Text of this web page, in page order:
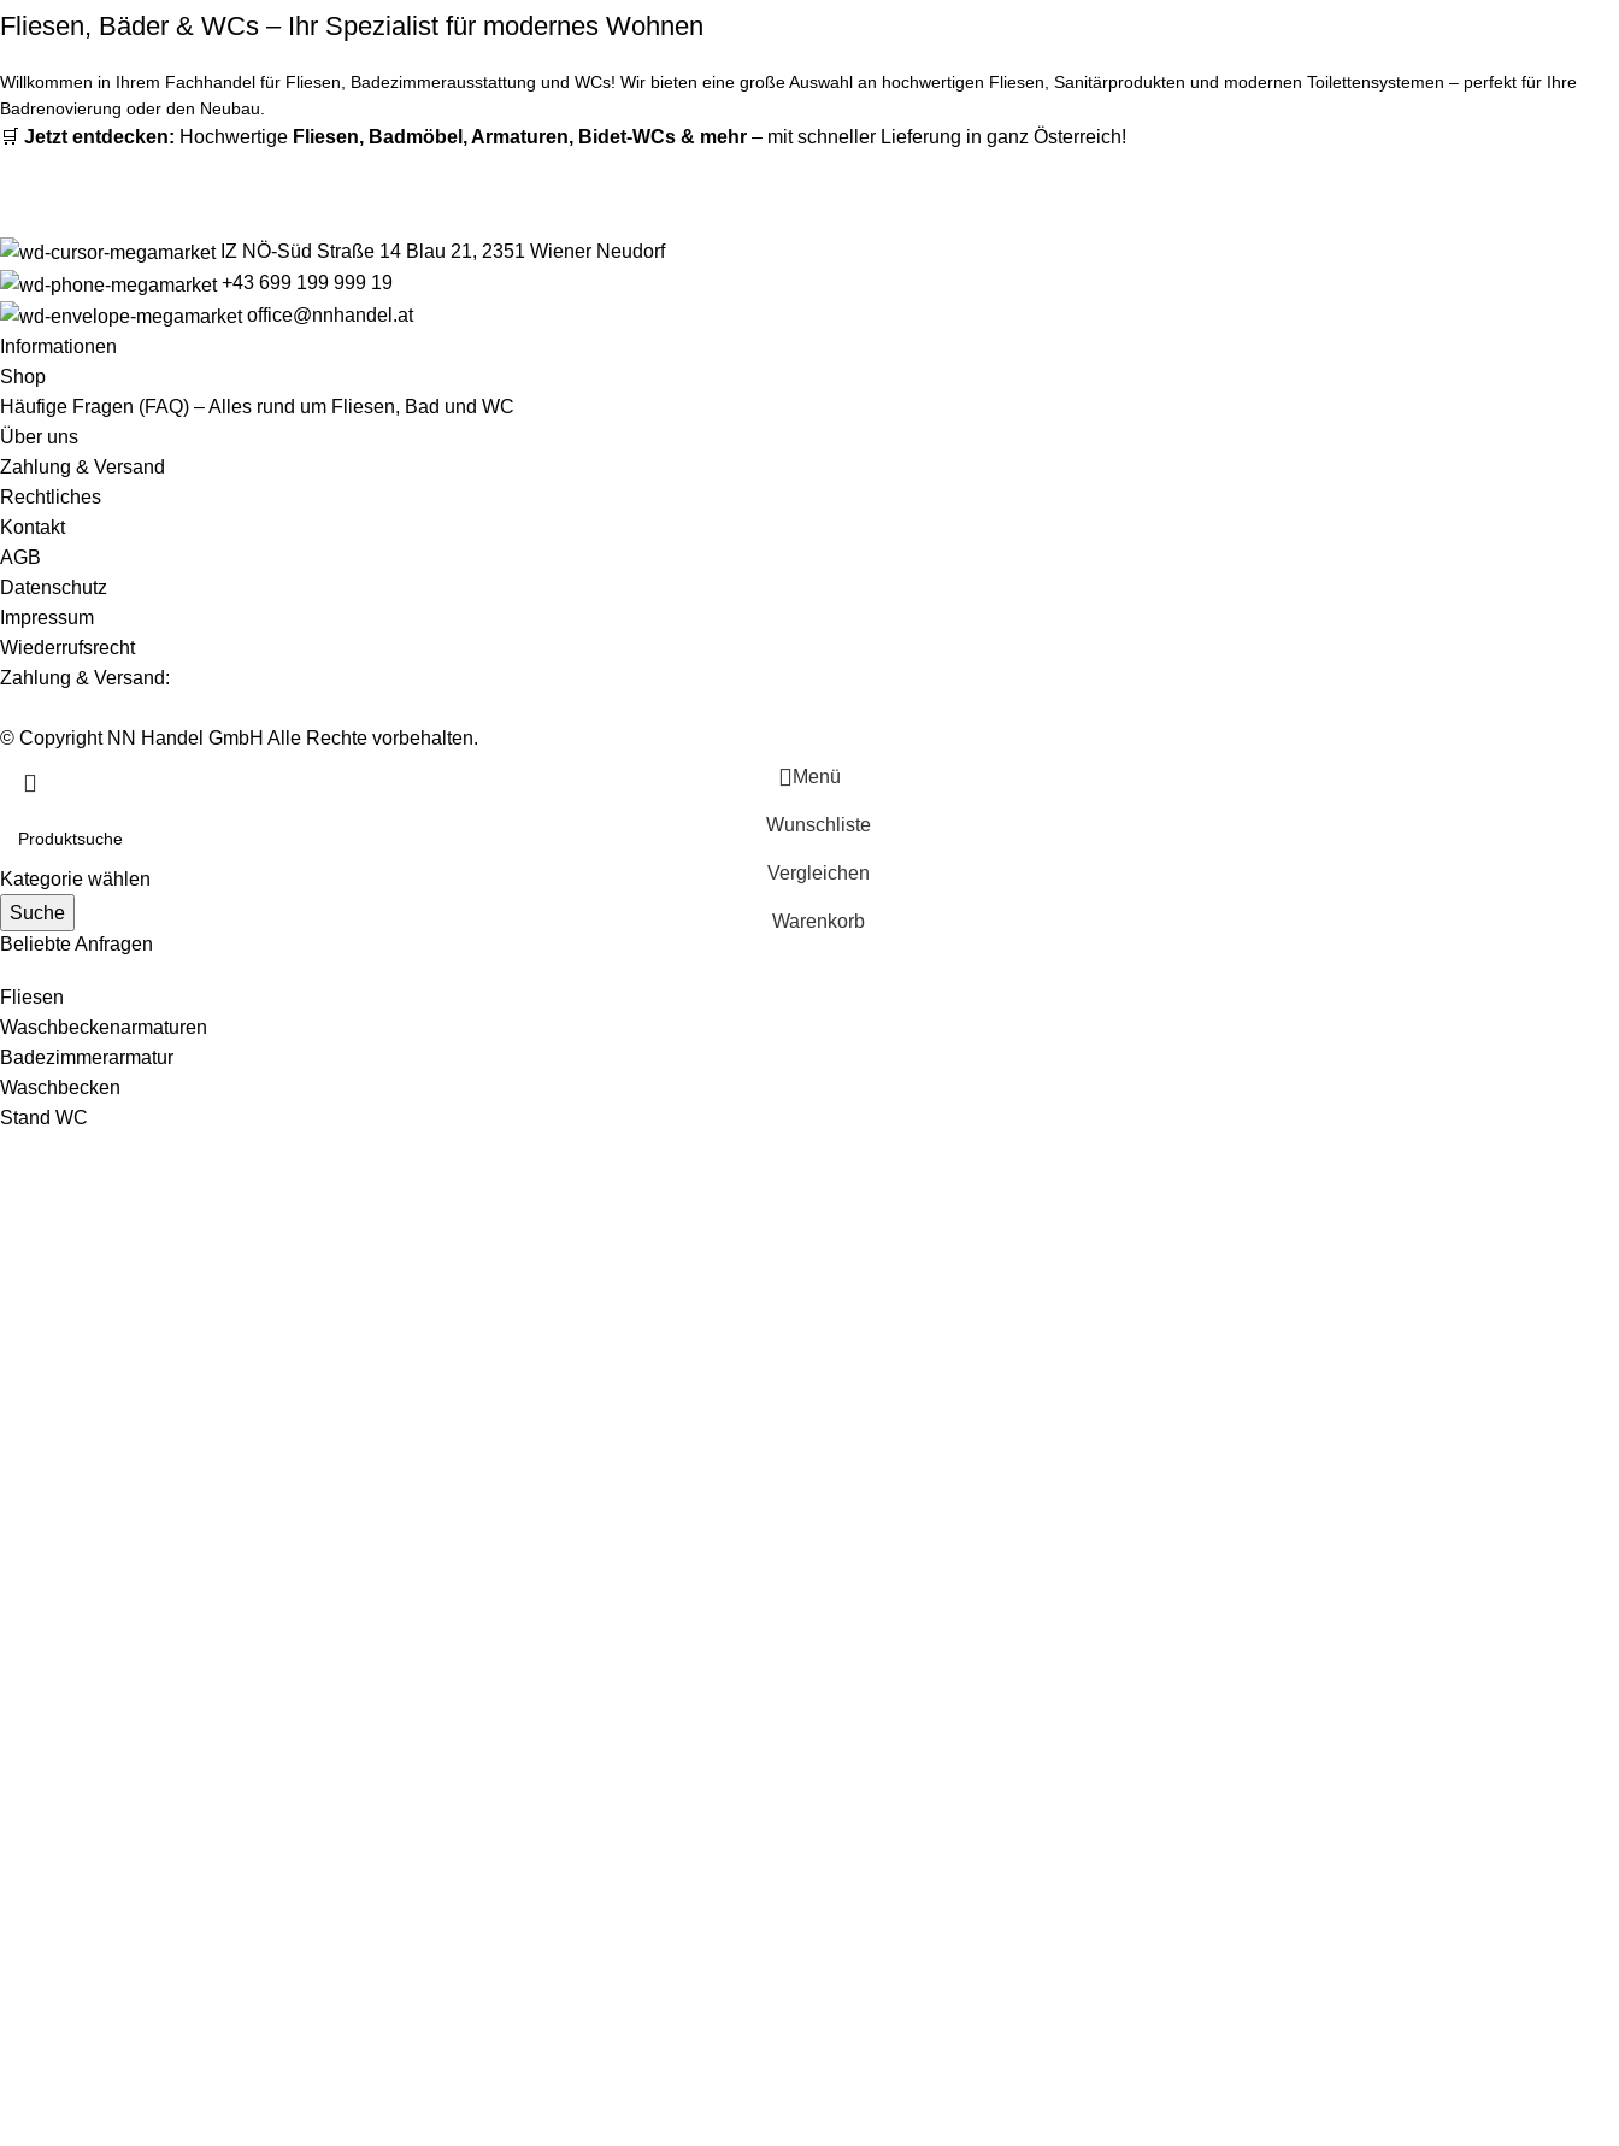
Fliesen, Bäder & WCs – Ihr Spezialist für modernes Wohnen
Willkommen in Ihrem Fachhandel für Fliesen, Badezimmerausstattung und WCs! Wir bieten eine große Auswahl an hochwertigen Fliesen, Sanitärprodukten und modernen Toilettensystemen – perfekt für Ihre
Badrenovierung oder den Neubau.
🛒 Jetzt entdecken: Hochwertige Fliesen, Badmöbel ,Armaturen, Bidet-WCs & mehr – mit schneller Lieferung in ganz Österreich!
IZ NÖ-Süd Straße 14 Blau 21, 2351 Wiener Neudorf
+43 699 199 999 19
office@nnhandel.at
Informationen
Shop
Häufige Fragen (FAQ) – Alles rund um Fliesen, Bad und WC
Über uns
Zahlung & Versand
Rechtliches
Kontakt
AGB
Datenschutz
Impressum
Wiederrufsrecht
Zahlung & Versand:
© Copyright NN Handel GmbH Alle Rechte vorbehalten.
Kategorie wählen
Suche
Beliebte Anfragen
Fliesen
Waschbeckenarmaturen
Badezimmerarmatur
Waschbecken
Stand WC
Menü
Wunschliste
Vergleichen
Warenkorb